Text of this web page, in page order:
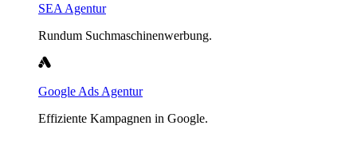
SEA Agentur
Rundum Suchmaschinenwerbung.
Google Ads Agentur
Effiziente Kampagnen in Google.